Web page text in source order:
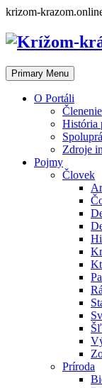
Skip
content
krizom-
Primary Menu
O Portáli
História
Zdroje
Pojmy
Človek
Príroda